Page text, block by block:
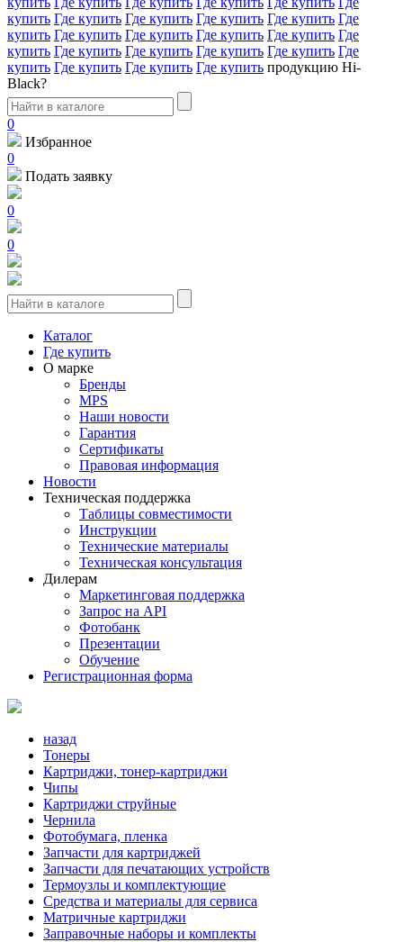
купить Где купить Где купить Где купить Где купить Где
купить Где купить Где купить Где купить Где купить Где
купить Где купить Где купить Где купить Где купить Где
купить Где купить Где купить Где купить продукцию Hi-
Black?
0
Избранное
0
Подать заявку
0
0
Каталог
Где купить
О марке
Бренды
MPS
Наши новости
Гарантия
Сертификаты
Правовая информация
Новости
Техническая поддержка
Таблицы совместимости
Инструкции
Технические материалы
Техническая консультация
Дилерам
Маркетинговая поддержка
Запрос на API
Фотобанк
Презентации
Обучение
Регистрационная форма
назад
Тонеры
Картриджи, тонер-картриджи
Чипы
Картриджи струйные
Чернила
Фотобумага, пленка
Запчасти для картриджей
Запчасти для печатающих устройств
Термоузлы и комплектующие
Средства и материалы для сервиса
Матричные картриджи
Заправочные наборы и комплекты